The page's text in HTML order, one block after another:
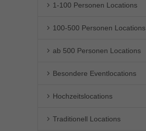
1-100 Personen Locations
100-500 Personen Locations
ab 500 Personen Locations
Besondere Eventlocations
Hochzeitslocations
Traditionell Locations